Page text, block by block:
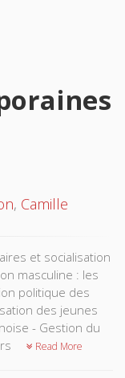
, Camille
et socialisation
masculine : les
politique des
des jeunes
- Gestion du
Read More